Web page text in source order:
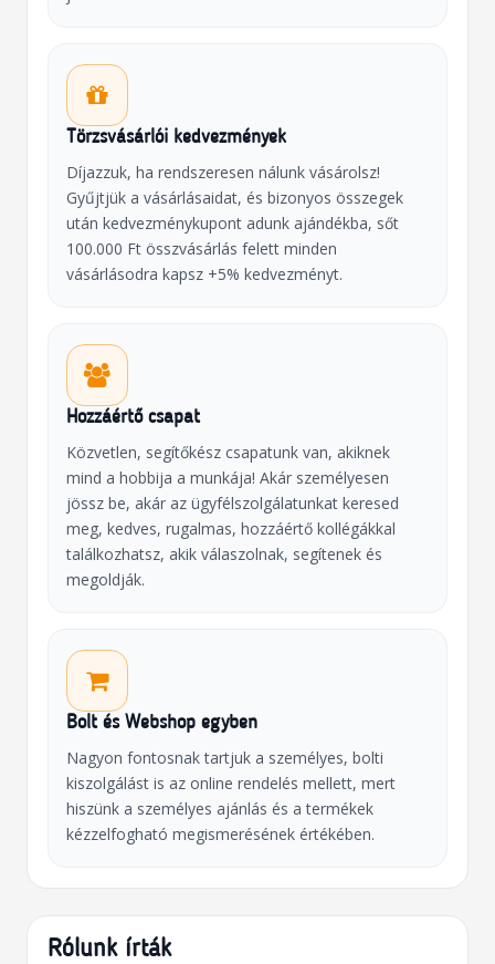
Törzsvásárlói kedvezmények
Díjazzuk, ha rendszeresen nálunk vásárolsz!
Gyűjtjük a vásárlásaidat, és bizonyos összegek
után kedvezménykupont adunk ajándékba, sőt
100.000 Ft összvásárlás felett minden
vásárlásodra kapsz +5% kedvezményt.
Hozzáértő csapat
Közvetlen, segítőkész csapatunk van, akiknek
mind a hobbija a munkája! Akár személyesen
jössz be, akár az ügyfélszolgálatunkat keresed
meg, kedves, rugalmas, hozzáértő kollégákkal
találkozhatsz, akik válaszolnak, segítenek és
megoldják.
Bolt és Webshop egyben
Nagyon fontosnak tartjuk a személyes, bolti
kiszolgálást is az online rendelés mellett, mert
hiszünk a személyes ajánlás és a termékek
kézzelfogható megismerésének értékében.
Rólunk írták